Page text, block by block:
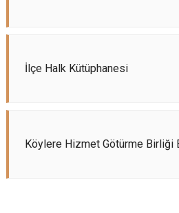
İlçe Halk Kütüphanesi
Köylere Hizmet Götürme Birliği